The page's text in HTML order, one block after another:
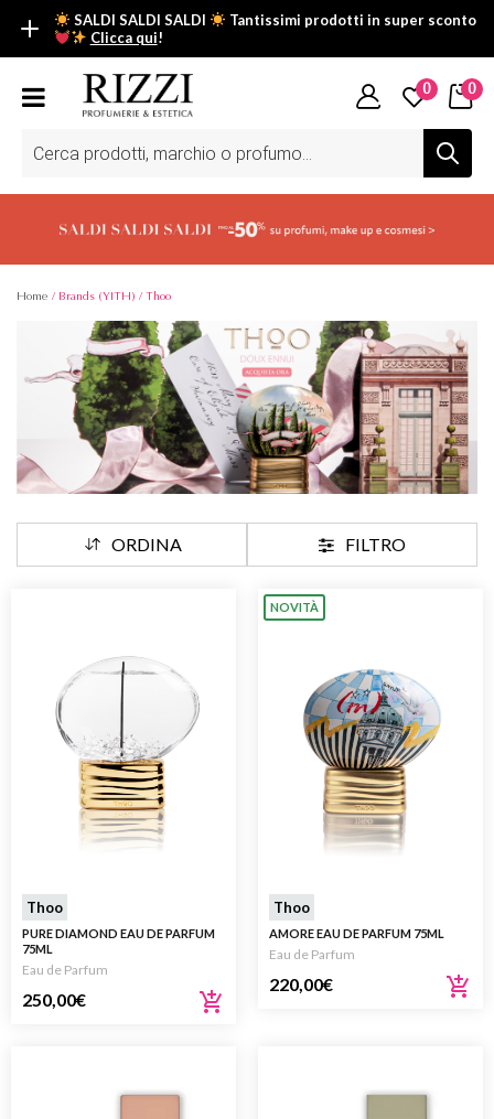
SALDI SALDI SALDI
Tantissimi prodotti in super sconto
Clicca qui!
SALDI SALDI SALDI
Fino al -50% su tantissimi prodotti beauty nella sezione saldi: il
Scopri tutti i prodotti in super saldo!Clicca qui
prodotti
0 0
Home / Brands (YITH) / Thoo
ORDINA FILTRO
Thoo
PURE DIAMOND EAU DE PARFUM
75ML
Eau de Parfum
250,00€
NOVITÀ
Thoo
AMORE EAU DE PARFUM 75ML
Eau de Parfum
220,00€